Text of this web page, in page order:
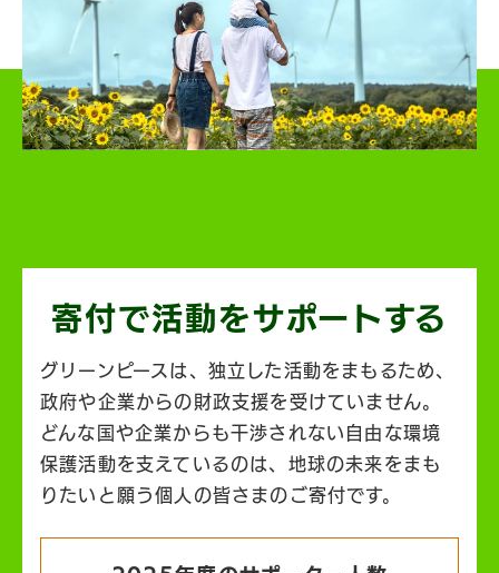
寄付で活動をサポートする
グリーンピースは、独立した活動をまもるため、
政府や企業からの財政支援を受けていません。
どんな国や企業からも干渉されない自由な環境
保護活動を支えているのは、地球の未来をまも
りたいと願う個人の皆さまのご寄付です。